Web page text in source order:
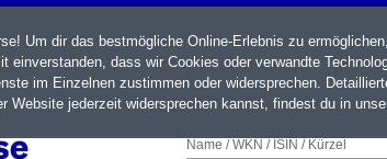
Name / WKN / ISIN / Kürzel
Um dir das bestmögliche Online-Erlebnis zu
einverstanden, dass wir Cookies oder verwandte
im Einzelnen zustimmen oder widersprechen.
Website jederzeit widersprechen kannst, findest du in